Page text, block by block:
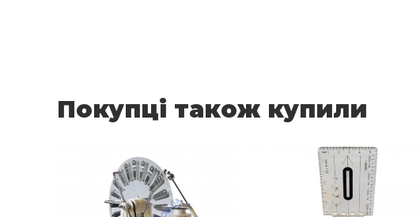
Покупці також купили